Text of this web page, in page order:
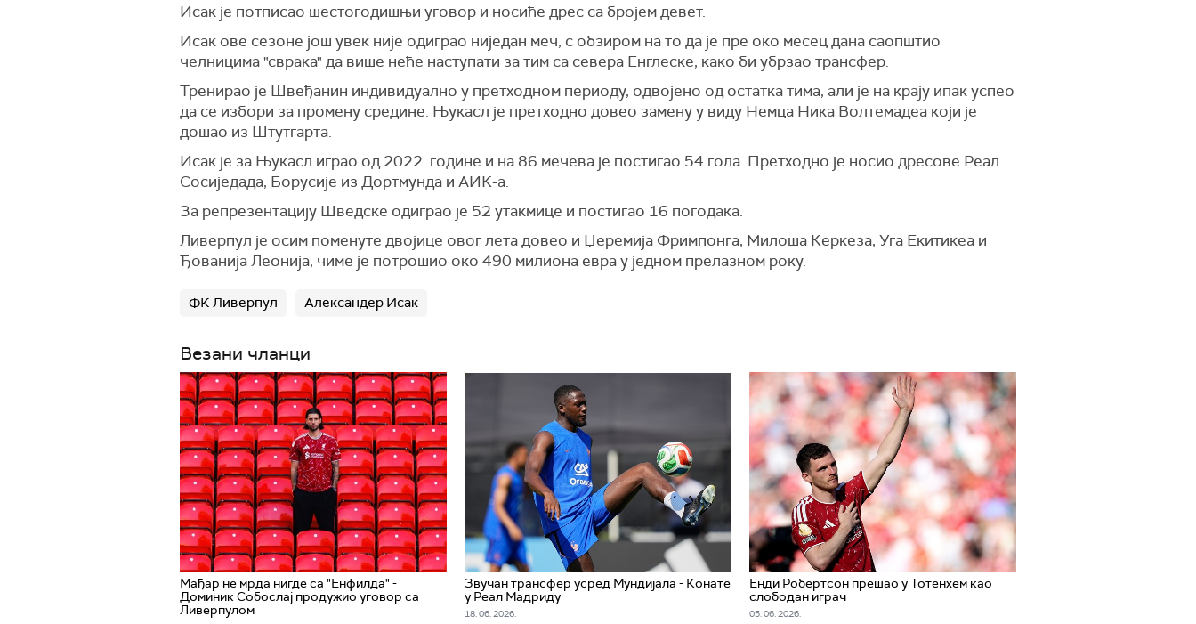
Исак је потписао шестогодишњи уговор и носиће дрес са бројем девет.
Исак ове сезоне још увек није одиграо ниједан меч, с обзиром на то да је пре око месец дана саопштио
челницима "сврака" да више неће наступати за тим са севера Енглеске, како би убрзао трансфер.
Тренирао је Швеђанин индивидуално у претходном периоду, одвојено од остатка тима, али је на крају ипак успео
да се избори за промену средине. Њукасл је претходно довео замену у виду Немца Ника Волтемадеа који је
дошао из Штутгарта.
Исак је за Њукасл играо од 2022. године и на 86 мечева је постигао 54 гола. Претходно је носио дресове Реал
Сосиједада, Борусије из Дортмунда и АИК-а.
За репрезентацију Шведске одиграо је 52 утакмице и постигао 16 погодака.
Ливерпул је осим поменуте двојице овог лета довео и Џеремија Фримпонга, Милоша Керкеза, Уга Екитикеа и
Ђованија Леонија, чиме је потрошио око 490 милиона евра у једном прелазном року.
ФК Ливерпул Александер Исак
Везани чланци
Мађар не мрда нигде са "Енфилда" -
Доминик Собослај продужио уговор са
Ливерпулом
Звучан трансфер усред Мундијала - Конате
у Реал Мадриду
18. 06. 2026.
Енди Робертсон прешао у Тотенхем као
слободан играч
05. 06. 2026.